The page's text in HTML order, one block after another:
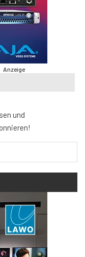
Anzeige
und